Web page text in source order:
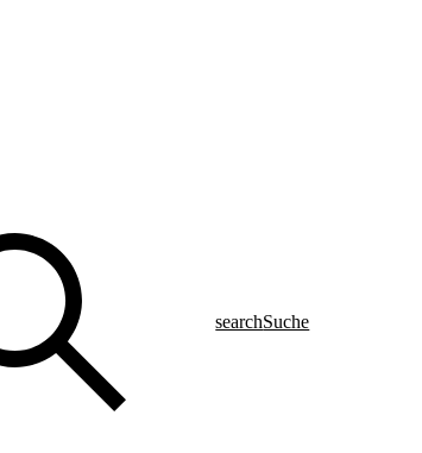
searchSuche